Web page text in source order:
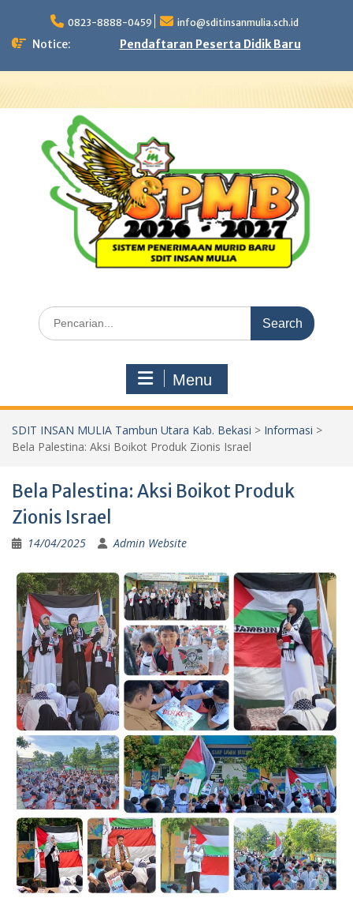
content
0823-8888-0459 info@sditinsanmulia.sch.id
Notice: Pendaftaran Peserta Didik Baru
Search
for:
Menu
SDIT INSAN MULIA Tambun Utara Kab. Bekasi > Informasi >
Bela Palestina: Aksi Boikot Produk Zionis Israel
Bela Palestina: Aksi Boikot Produk
Zionis Israel
14/04/2025 Admin Website